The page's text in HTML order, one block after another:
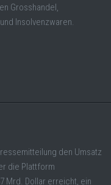
Grosshandel,
Insolvenzwaren.
den Umsatz
die Plattform
Mrd. Dollar erreicht, ein